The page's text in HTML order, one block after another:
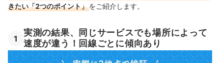
きたい「2つのポイント」をご紹介します。
1
実測の結果、同じサービスでも場所によって
速度が違う！回線ごとに傾向あり